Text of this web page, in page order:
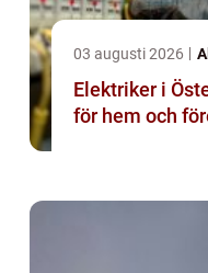
03 augusti 2026
Elektriker i Östersund
för hem och